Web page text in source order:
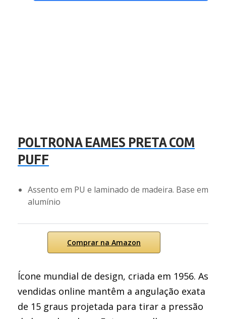
POLTRONA EAMES PRETA COM
PUFF
Assento em PU e laminado de madeira. Base em
alumínio
Comprar na Amazon
Ícone mundial de design, criada em 1956. As
vendidas online mantêm a angulação exata
de 15 graus projetada para tirar a pressão